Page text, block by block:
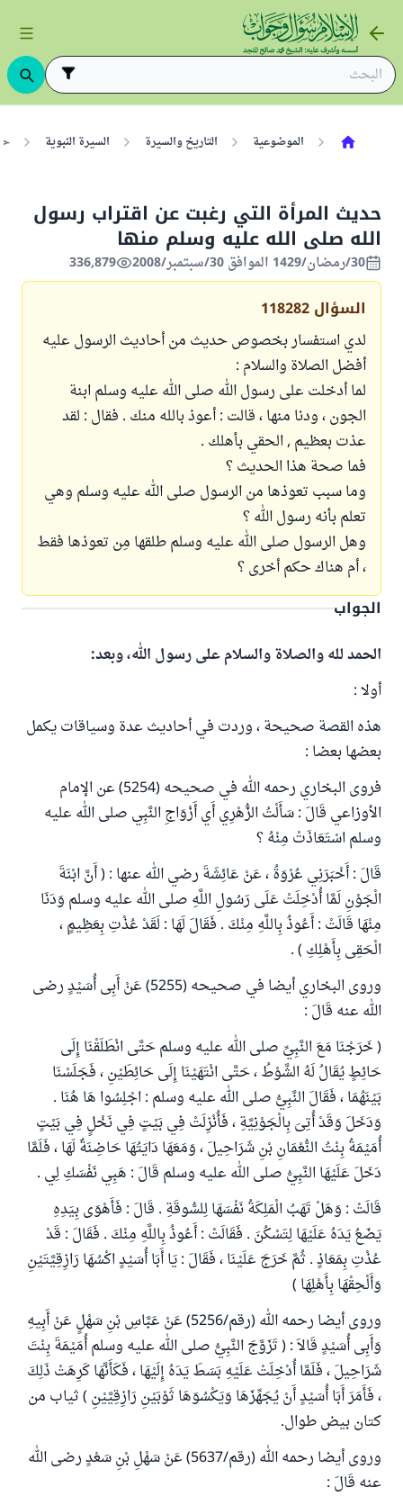
الموضوعية التاريخ والسيرة السيرة النبوية
حديث المرأة التي رغبت عن اقتراب رسول
الله صلى الله عليه وسلم منها
30/رمضان/1429 الموافق 30/سبتمبر/2008 336,879
السؤال 118282
لدي استفسار بخصوص حديث من أحاديث الرسول عليه
أفضل الصلاة والسلام :
لما أدخلت على رسول الله صلى الله عليه وسلم ابنة
الجون ، ودنا منها ، قالت : أعوذ بالله منك . فقال : لقد
عذت بعظيم , الحقي بأهلك .
فما صحة هذا الحديث ؟
وما سبب تعوذها من الرسول صلى الله عليه وسلم وهي
تعلم بأنه رسول الله ؟
وهل الرسول صلى الله عليه وسلم طلقها مِن تعوذها فقط
، أم هناك حكم أخرى ؟
الجواب
الحمد لله والصلاة والسلام على رسول الله، وبعد:
أولا :
هذه القصة صحيحة ، وردت في أحاديث عدة وسياقات يكمل
بعضها بعضا :
فروى البخاري رحمه الله في صحيحه (5254) عن الإمام
الأوزاعي قَالَ : سَأَلْتُ الزُّهْرِي أَي أَزْوَاجِ النَّبِي صلى الله عليه
وسلم اسْتَعَاذَتْ مِنْهُ ؟
قَالَ : أَخْبَرَنِي عُرْوَةُ ، عَنْ عَائِشَةَ رضي الله عنها : ( أَنَّ ابْنَةَ
الْجَوْنِ لَمَّا أُدْخِلَتْ عَلَى رَسُولِ اللَّهِ صلى الله عليه وسلم وَدَنَا
مِنْهَا قَالَتْ : أَعُوذُ بِاللَّهِ مِنْكَ . فَقَالَ لَهَا : لَقَدْ عُذْتِ بِعَظِيمٍ ،
الْحَقِى بِأَهْلِكِ ) .
وروى البخاري أيضا في صحيحه (5255) عَنْ أَبِى أُسَيْدٍ رضى
الله عنه قَالَ :
( خَرَجْنَا مَعَ النَّبِيِّ صلى الله عليه وسلم حَتَّى انْطَلَقْنَا إِلَى
حَائِطٍ يُقَالُ لَهُ الشَّوْطُ ، حَتَّى انْتَهَيْنَا إِلَى حَائِطَيْنِ ، فَجَلَسْنَا
بَيْنَهُمَا ، فَقَالَ النَّبِيُّ صلى الله عليه وسلم : اجْلِسُوا هَا هُنَا .
وَدَخَلَ وَقَدْ أُتِىَ بِالْجَوْنِيَّةِ ، فَأُنْزِلَتْ فِي بَيْتٍ فِي نَخْلٍ فِي بَيْتٍ
أُمَيْمَةُ بِنْتُ النُّعْمَانِ بْنِ شَرَاحِيلَ ، وَمَعَهَا دَايَتُهَا حَاضِنَةٌ لَهَا ، فَلَمَّا
دَخَلَ عَلَيْهَا النَّبِيُّ صلى الله عليه وسلم قَالَ : هَبِي نَفْسَكِ لِي .
قَالَتْ : وَهَلْ تَهَبُ الْمَلِكَةُ نَفْسَهَا لِلسُّوقَةِ . قَالَ : فَأَهْوَى بِيَدِهِ
يَضَعُ يَدَهُ عَلَيْهَا لِتَسْكُنَ . فَقَالَتْ : أَعُوذُ بِاللَّهِ مِنْكَ . فَقَالَ : قَدْ
عُذْتِ بِمَعَاذٍ . ثُمَّ خَرَجَ عَلَيْنَا ، فَقَالَ : يَا أَبَا أُسَيْدٍ اكْسُهَا رَازِقِيَّتَيْنِ
وَأَلْحِقْهَا بِأَهْلِهَا )
وروى أيضا رحمه الله (رقم/5256) عَنْ عَبَّاسِ بْنِ سَهْلٍ عَنْ أَبِيهِ
وَأَبِى أُسَيْدٍ قَالاَ : ( تَزَوَّجَ النَّبِيُّ صلى الله عليه وسلم أُمَيْمَةَ بِنْتَ
شَرَاحِيلَ ، فَلَمَّا أُدْخِلَتْ عَلَيْهِ بَسَطَ يَدَهُ إِلَيْهَا ، فَكَأَنَّهَا كَرِهَتْ ذَلِكَ
، فَأَمَرَ أَبَا أُسَيْدٍ أَنْ يُجَهِّزَهَا وَيَكْسُوَهَا ثَوْبَيْنِ رَازِقِيَّيْنِ ) ثياب من
كتان بيض طوال.
وروى أيضا رحمه الله (رقم/5637) عَنْ سَهْلِ بْنِ سَعْدٍ رضى الله
عنه قَالَ :